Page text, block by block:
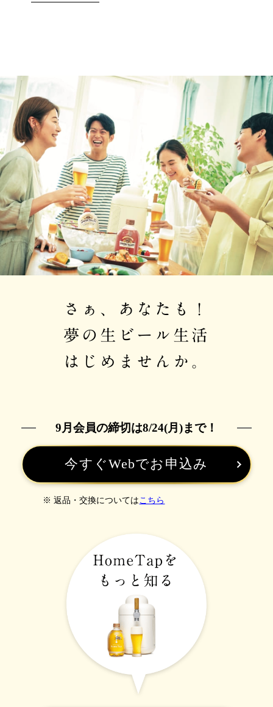
さぁ、あなたも！
夢の生ビール生活
はじめませんか。
9月会員の締切は8/24(月)まで！
今すぐWebでお申込み
※ 返品・交換についてはこちら